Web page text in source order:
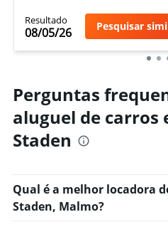
Resultado
08/05/26 Pesquisar
Perguntas
aluguel de carros
Staden
Qual é a melhor locadora
Staden, Malmo?